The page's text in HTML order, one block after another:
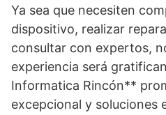
Ya sea que necesiten
dispositivo, realizar
consultar con expertos,
experiencia será
Informatica Rincón**
excepcional y soluciones